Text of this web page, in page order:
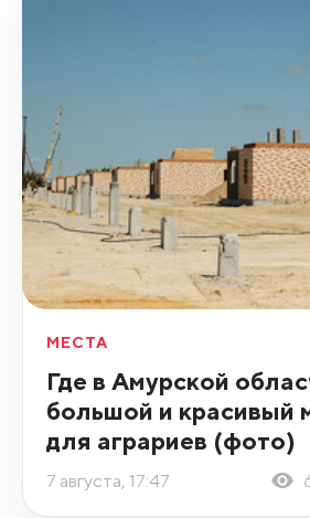
МЕСТА
Где в Амурской
большой и красивый
для аграриев (фото)
7 августа, 17:47